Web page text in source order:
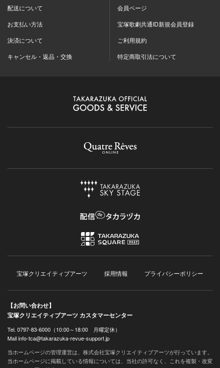
配送について
お支払い方法
決済について
キャンセル・返品・交換
会員ページ
宝塚歌劇共通ID新規会員登録
ご利用規約
特定商取引法について
宝塚クリエイティブアーツ 採用情報 プライバシーポリシー
【お問い合わせ】
宝塚クリエイティブアーツ カスタマーセンター
Tel. 0797-83-6000（10:00～18:00 月曜定休）
Mail info-tca@takarazuka-revue-support.jp
当ホームページの管理運営は、株式会社宝塚クリエイティブアーツが行っています。
当ホームページに掲載している情報については、当社の許可なく、これを複製・改変